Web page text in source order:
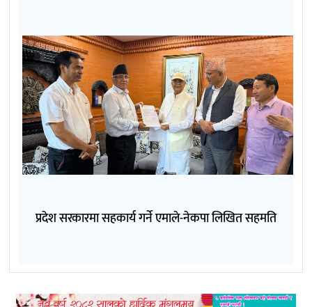
प्रदेश सरकारमा सहकार्य गर्ने एमाले-नेकपा लिखित सहमति